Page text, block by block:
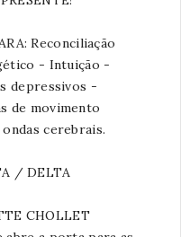
Reconciliação
- Intuição -
depressivos -
de movimento
cerebrais.
/ DELTA
CHOLLET